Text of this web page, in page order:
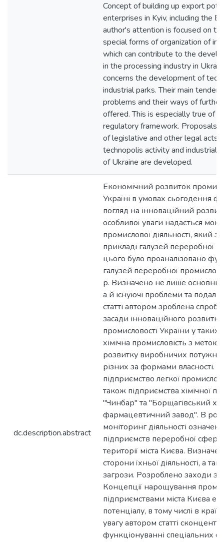
Concept of building up export
enterprises in Kyiv, including the
author's attention is focused on
special forms of organization of
which can contribute to the
in the processing industry in
concerns the development of
industrial parks. Their main
problems and their ways of
offered. This is especially true of
regulatory framework. Proposals
of legislative and other legal acts
technopolis activity and industrial
of Ukraine are developed.
dc.description.abstract
Економічний розвиток
Україні в умовах сьогодення
погляд на інноваційний
особливої уваги надається
промислової діяльності, який
прикладі галузей переробної
цього було проаналізовано
галузей переробної
р. Визначено не лише основні
а й існуючі проблеми та
статті автором зроблена
засади інноваційного
промисловості України у таких
хімічна промисловість з метою
розвитку виробничих
різних за формами власності.
підприємство легкої
також підприємства хімічної
"Чинбар" та "Борщагівський
фармацевтичний завод". В
моніторинг діяльності
підприємств переробної
території міста Києва.
сторони їхньої діяльності, а
загрози. Розроблено заходи з
Концепції нарощування
підприємствами міста Києва
потенціалу, в тому числі в
увагу автором статті
функціонуванні спеціальних